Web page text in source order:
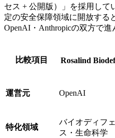
セス + 公開版）」を採用し
定の安全保障領域に開放する
OpenAI・Anthropicの双方で進
比較項目 Rosalind
運営元 OpenAI
特化領域
バイオディフ
ス・生命科学